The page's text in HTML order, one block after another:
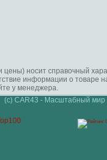
цены) носит справочный
информации о
у менеджера.
(c) CAR43 - Масштабный мир